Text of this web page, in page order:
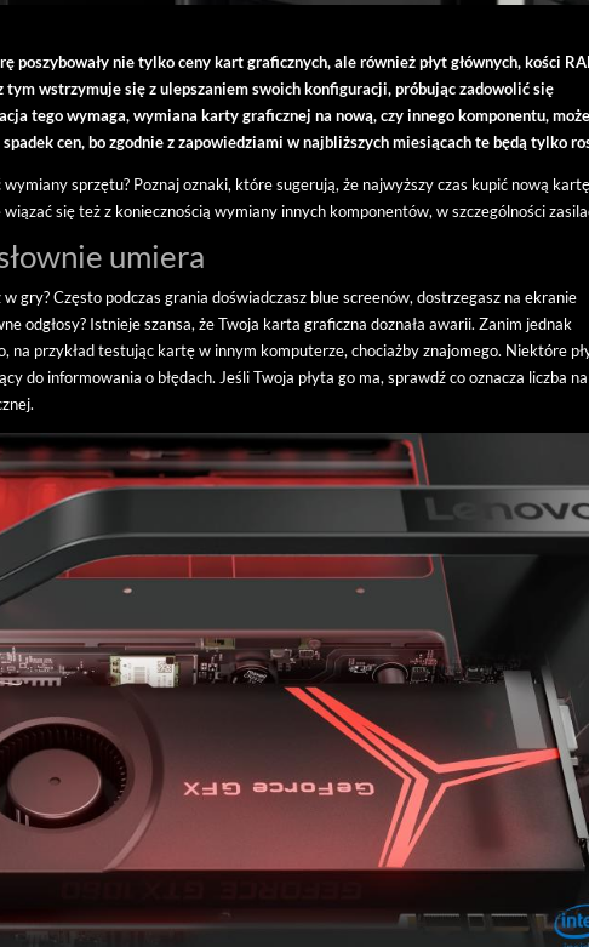
poszybowały nie tylko ceny kart graficznych, ale również płyt głównych, kości
wstrzymuje się z ulepszaniem swoich konfiguracji, próbując zadowolić się
tego wymaga, wymiana karty graficznej na nową, czy innego komponentu,
cen, bo zgodnie z zapowiedziami w najbliższych miesiącach te będą tylko
sprzętu? Poznaj oznaki, które sugerują, że najwyższy czas kupić nową
się też z koniecznością wymiany innych komponentów, w szczególności
umiera
gry? Często podczas grania doświadczasz blue screenów, dostrzegasz na ekranie
odgłosy? Istnieje szansa, że Twoja karta graficzna doznała awarii. Zanim jednak
na przykład testując kartę w innym komputerze, chociażby znajomego. Niektóre
do informowania o błędach. Jeśli Twoja płyta go ma, sprawdź co oznacza liczba